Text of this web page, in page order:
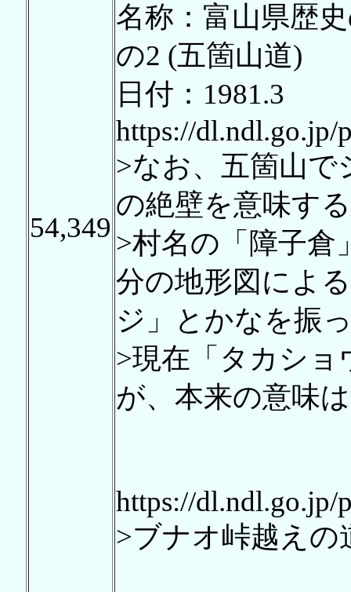
54,349
名称：富山県歴
の2 (五箇山道)
日付：1981.3
https://dl.ndl.go.jp/
>なお、五箇山
の絶壁を意味す
>村名の「障子倉
分の地形図によ
ジ」とかなを振
>現在「タカショ
が、本来の意味
https://dl.ndl.go.jp/
>ブナオ峠越えの